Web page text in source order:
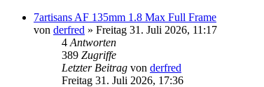
7artisans AF 135mm 1.8 Max Full Frame
von derfred » Freitag 31. Juli 2026, 11:17
4 Antworten
389 Zugriffe
Letzter Beitrag von derfred
Freitag 31. Juli 2026, 17:36